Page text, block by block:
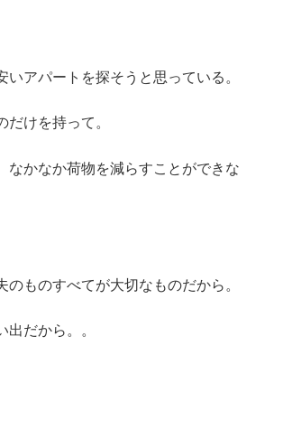
いアパートを探そうと思っている。
だけを持って。
なかなか荷物を減らすことができな
のものすべてが大切なものだから。
出だから。。